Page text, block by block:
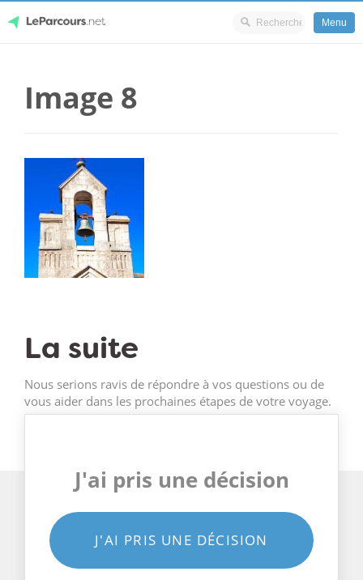
content
Menu
Image 8
La suite
Nous serions ravis de répondre à vos questions ou de
vous aider dans les prochaines étapes de votre voyage.
J'ai pris une décision
J'AI PRIS UNE DÉCISION